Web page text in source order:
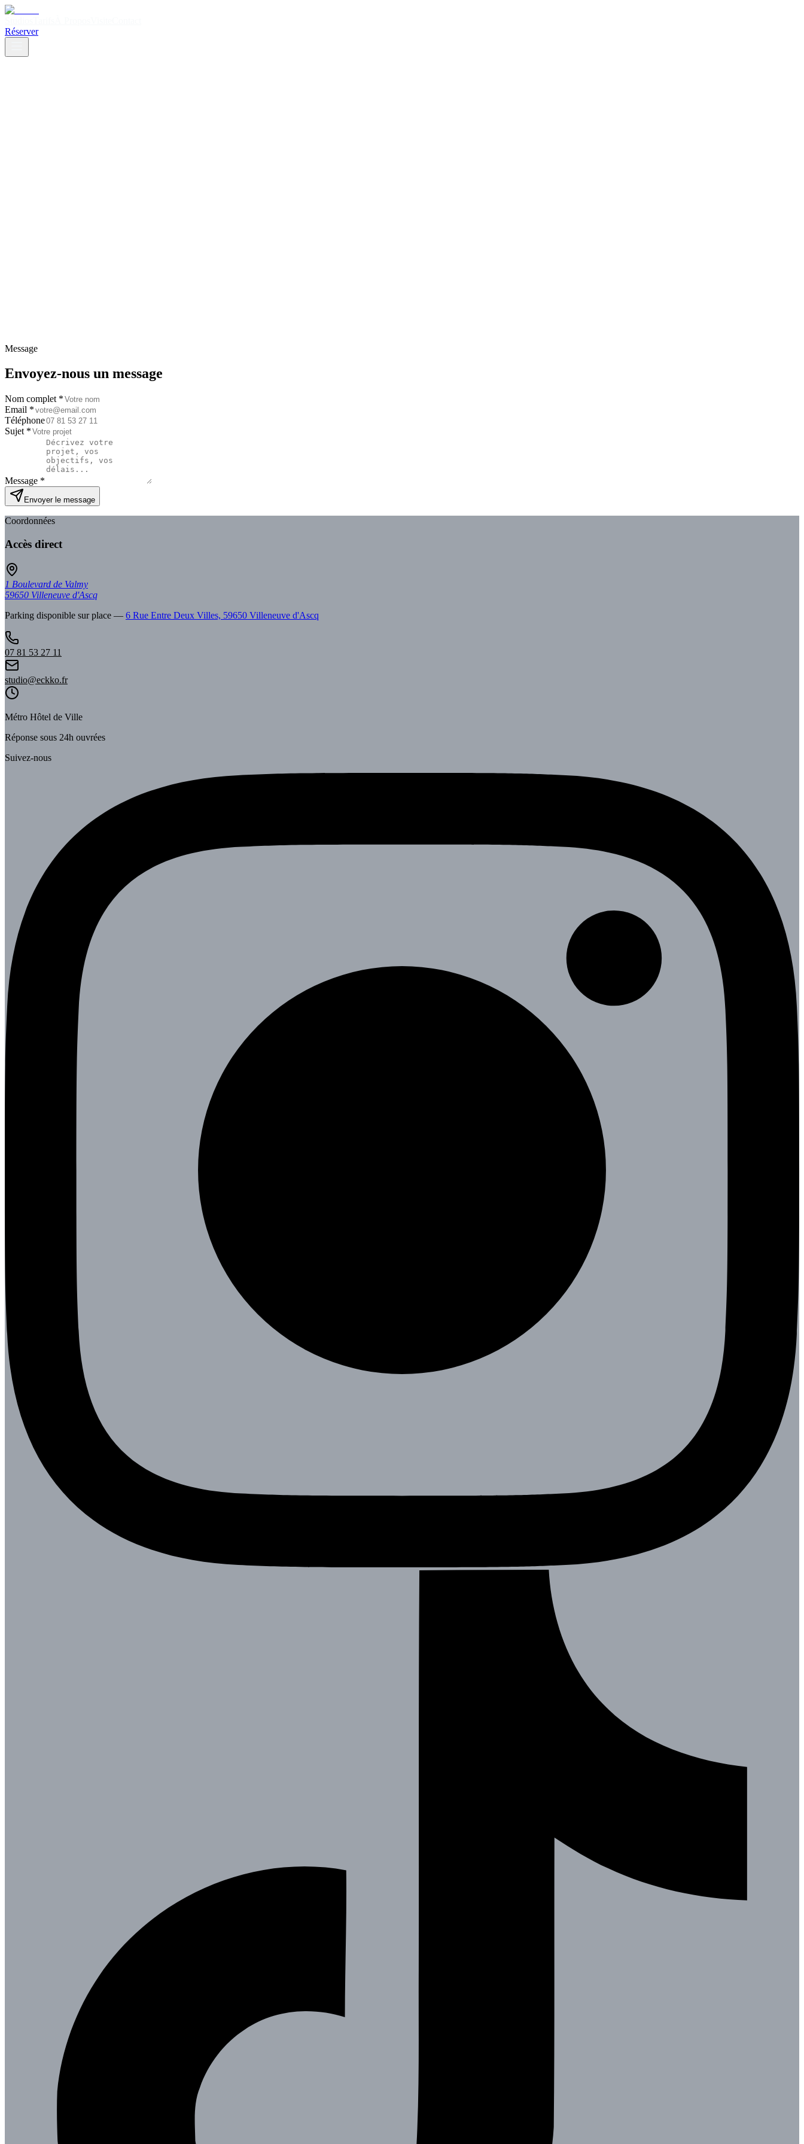
Réserver
Message
Envoyez-nous un message
Nom complet *
Email *
Téléphone
Sujet *
Message *
Envoyer le message
Coordonnées
Accès direct
1 Boulevard de Valmy
59650 Villeneuve d'Ascq
Parking disponible sur place — 6 Rue Entre Deux Villes, 59650 Villeneuve d'Ascq
07 81 53 27 11
studio@eckko.fr
Métro Hôtel de Ville
Réponse sous 24h ouvrées
Suivez-nous